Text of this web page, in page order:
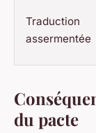
Traduction
assermentée
du pacte